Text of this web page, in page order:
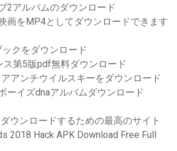
2アルバムのダウンロード
画をMP4としてダウンロードできます
クをダウンロード
ス第5版pdf無料ダウンロード
アンチウイルスキーをダウンロード
ーイズdnaアルバムダウンロード
ウンロードするための最高のサイト
2018 Hack APK Download Free Full